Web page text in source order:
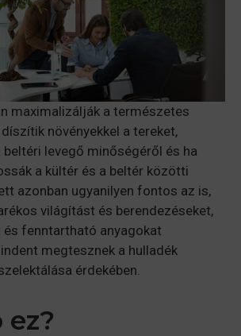
maximalizálják a természetes
növényekkel a tereket,
levegő minőségéről és ha
a kültér és a beltér közötti
azonban ugyanilyen fontos az is,
világítást és berendezéseket,
fenntartható anyagokat
megtesznek a hulladék
érdekében.